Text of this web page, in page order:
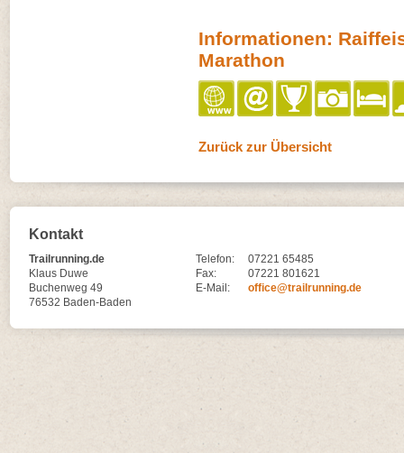
Informationen:
Marathon
Zurück zur Übersicht
Kontakt
Trailrunning.de
Klaus Duwe
Buchenweg 49
76532 Baden-Baden
Telefon:
07221 65485
Fax:
07221 801621
E-Mail:
office@trailrunning.de